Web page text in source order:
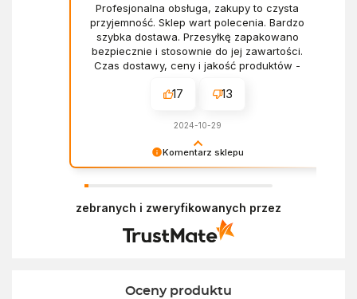
Komentarz sklepu
doświadczeniem. Z pozdrowieniami, Zespół
Profesjonalna obsługa, zakupy to czysta
przyjemność. Sklep wart polecenia. Bardzo
szybka dostawa. Przesyłkę zapakowano
bezpiecznie i stosownie do jej zawartości.
Czas dostawy, ceny i jakość produktów -
17 13
2024-10-29
zebranych i zweryfikowanych przez
Oceny produktu